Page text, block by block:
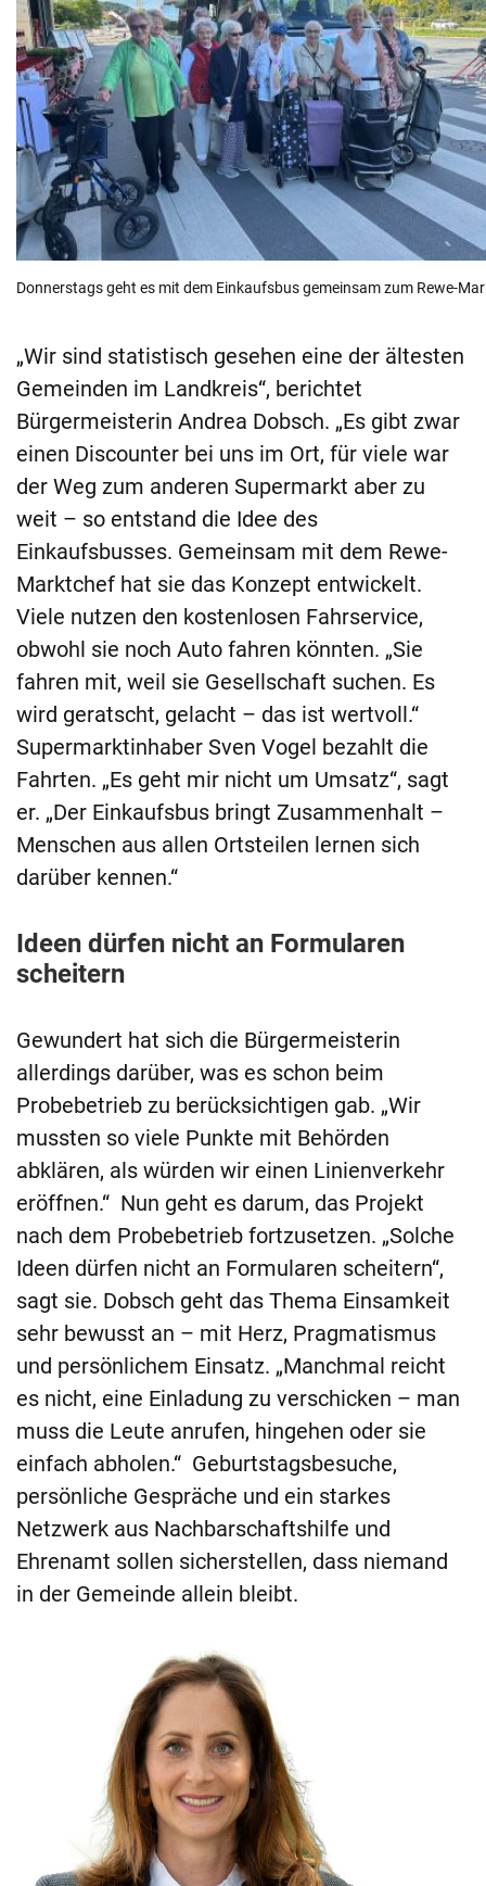
Donnerstags geht es mit dem Einkaufsbus gemeinsam zum Rewe-
„Wir sind statistisch gesehen eine der ältesten
Gemeinden im Landkreis“, berichtet
Bürgermeisterin Andrea Dobsch. „Es gibt zwar
einen Discounter bei uns im Ort, für viele war
der Weg zum anderen Supermarkt aber zu
weit – so entstand die Idee des
Einkaufsbusses. Gemeinsam mit dem Rewe-
Marktchef hat sie das Konzept entwickelt.
Viele nutzen den kostenlosen Fahrservice,
obwohl sie noch Auto fahren könnten. „Sie
fahren mit, weil sie Gesellschaft suchen. Es
wird geratscht, gelacht – das ist wertvoll.“
Supermarktinhaber Sven Vogel bezahlt die
Fahrten. „Es geht mir nicht um Umsatz“, sagt
er. „Der Einkaufsbus bringt Zusammenhalt –
Menschen aus allen Ortsteilen lernen sich
darüber kennen.“
Ideen dürfen nicht an Formularen
scheitern
Gewundert hat sich die Bürgermeisterin
allerdings darüber, was es schon beim
Probebetrieb zu berücksichtigen gab. „Wir
mussten so viele Punkte mit Behörden
abklären, als würden wir einen Linienverkehr
eröffnen.“ Nun geht es darum, das Projekt
nach dem Probebetrieb fortzusetzen. „Solche
Ideen dürfen nicht an Formularen scheitern“,
sagt sie. Dobsch geht das Thema Einsamkeit
sehr bewusst an – mit Herz, Pragmatismus
und persönlichem Einsatz. „Manchmal reicht
es nicht, eine Einladung zu verschicken – man
muss die Leute anrufen, hingehen oder sie
einfach abholen.“ Geburtstagsbesuche,
persönliche Gespräche und ein starkes
Netzwerk aus Nachbarschaftshilfe und
Ehrenamt sollen sicherstellen, dass niemand
in der Gemeinde allein bleibt.